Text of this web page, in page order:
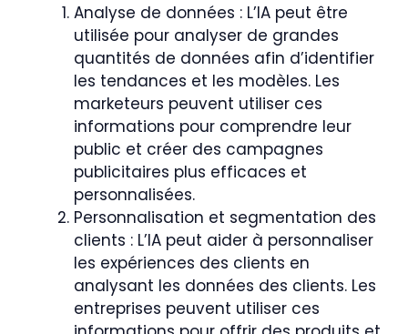
Analyse de données : L’IA peut être
utilisée pour analyser de grandes
quantités de données afin d’identifier
les tendances et les modèles. Les
marketeurs peuvent utiliser ces
informations pour comprendre leur
public et créer des campagnes
publicitaires plus efficaces et
personnalisées.
Personnalisation et segmentation des
clients : L’IA peut aider à personnaliser
les expériences des clients en
analysant les données des clients. Les
entreprises peuvent utiliser ces